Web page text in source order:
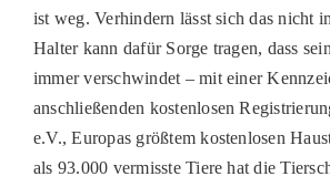
ist weg. Verhindern lässt sich das nicht
Halter kann dafür Sorge tragen, dass
immer verschwindet – mit einer
anschließenden kostenlosen
e.V., Europas größtem kostenlosen
als 93.000 vermisste Tiere hat die